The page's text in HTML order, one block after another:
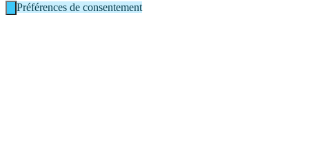
Préférences de consentement